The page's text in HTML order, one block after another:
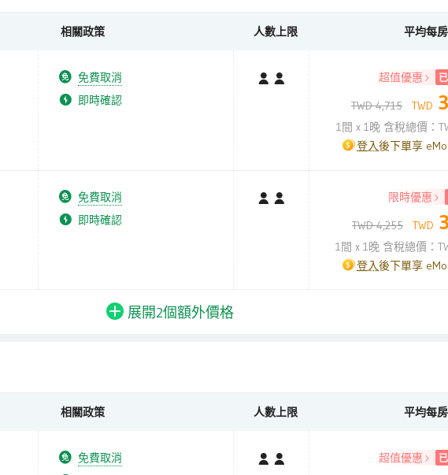
相關政策 人數上限 平均每
免費取消
即時確認
超值優惠
TWD 4,715 TWD
1間 x 1晚 含稅總價：
登入後下單享
免費取消
即時確認
限時優惠
TWD 4,255 TWD
1間 x 1晚 含稅總價：
登入後下單享
展開2個額外價格
相關政策 人數上限 平均每
免費取消
超值優惠